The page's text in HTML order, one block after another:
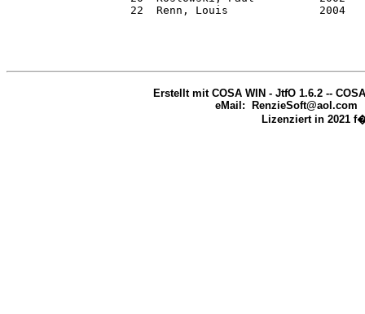
22  Renn, Louis
Erstellt mit COSA WIN - JtfO 1.6.2 --
eMail:  RenzieSoft@aol.com
Lizenziert in 2021